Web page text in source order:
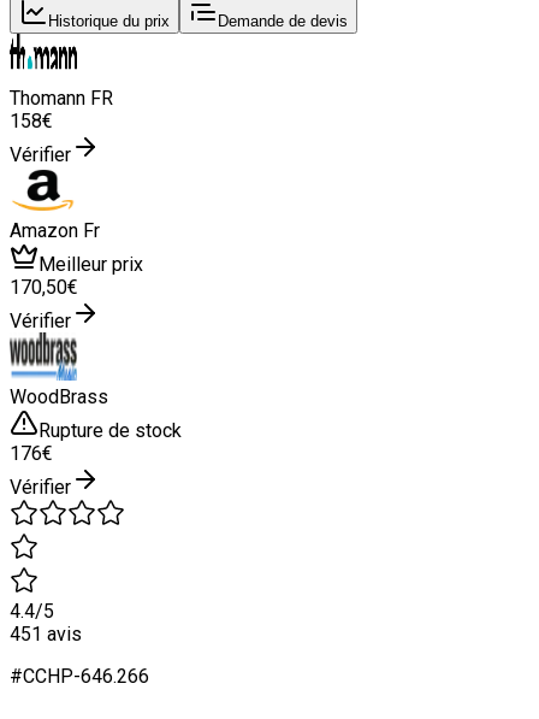
Historique du prix Demande de devis
Thomann FR
158€
Vérifier
Amazon Fr
Meilleur prix
170,50€
Vérifier
WoodBrass
Rupture de stock
176€
Vérifier
4.4/5
451 avis
#CCHP-646.266